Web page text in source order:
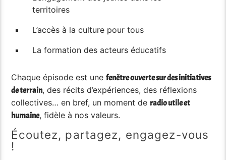
territoires
L’accès à la culture pour tous
La formation des acteurs éducatifs
Chaque épisode est unefenêtre ouverte sur des initiatives
de terrain, des récits d’expériences, des réflexions
collectives… en bref, un moment deradio utile et
humaine, fidèle à nos valeurs.
Écoutez, partagez, engagez-vous
!